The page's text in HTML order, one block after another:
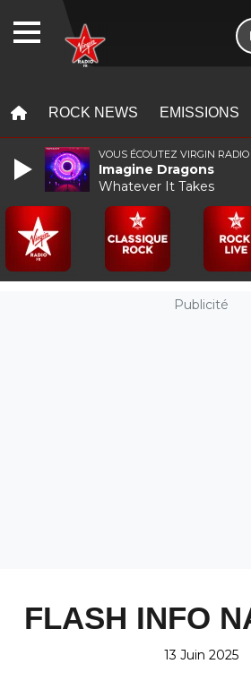
ROCK NEWS EMISSIONS
Publicité
FLASH INFO
13 Juin 2025
VOUS ÉCOUTEZ VIRGIN RADIO
Imagine Dragons
Whatever It Takes
WEBRADIO